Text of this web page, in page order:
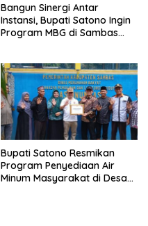
Bangun Sinergi Antar
Instansi, Bupati Satono Ingin
Program MBG di Sambas
Bupati Satono Resmikan
Program Penyediaan Air
Minum Masyarakat di Desa